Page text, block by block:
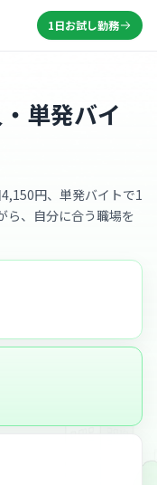
1日お試し勤務
単発バイ
円、単発バイトで1
ら、自分に合う職場を